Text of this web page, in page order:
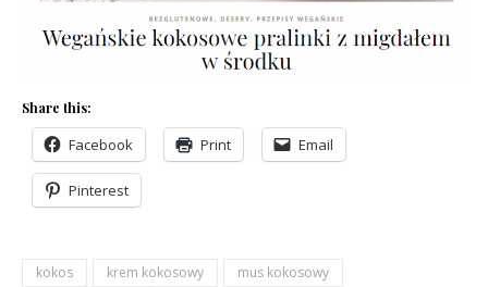
Share this:
Facebook Print Email
Pinterest
kokos krem kokosowy
mus kokosowy